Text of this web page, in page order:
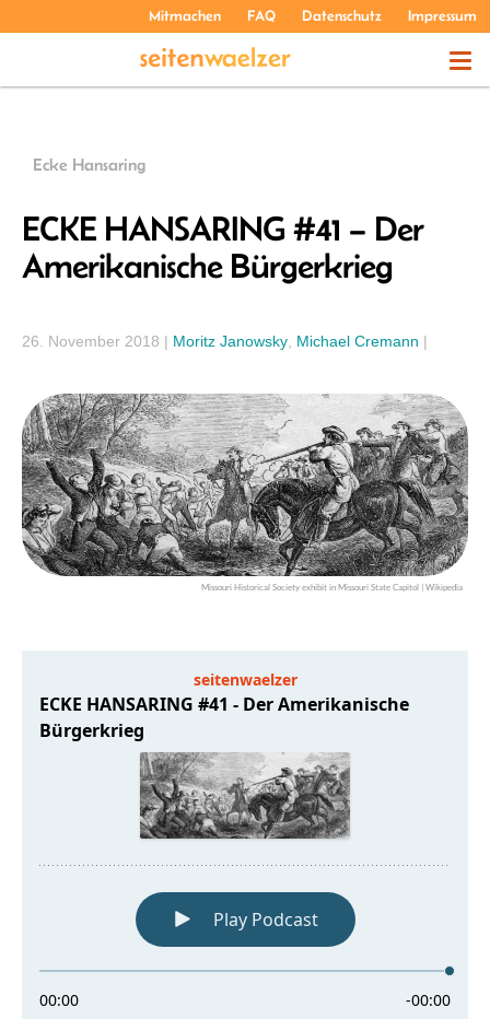
Mitmachen FAQ Datenschutz Impressum
ÜBER UNS
Ecke Hansaring
ECKE HANSARING #41 – Der
Amerikanische Bürgerkrieg
26. November 2018 | Moritz Janowsky Michael Cremann |
Missouri Historical Society exhibit in Missouri State Capitol | Wikipedia